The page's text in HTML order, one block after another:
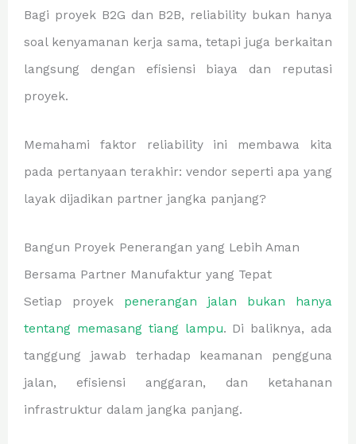
Bagi proyek B2G dan B2B, reliability bukan hanya
soal kenyamanan kerja sama, tetapi juga berkaitan
langsung dengan efisiensi biaya dan reputasi
proyek.
Memahami faktor reliability ini membawa kita
pada pertanyaan terakhir: vendor seperti apa yang
layak dijadikan partner jangka panjang?
Bangun Proyek Penerangan yang Lebih Aman
Bersama Partner Manufaktur yang Tepat
Setiap proyek penerangan jalan bukan hanya
tentang memasang tiang lampu. Di baliknya, ada
tanggung jawab terhadap keamanan pengguna
jalan, efisiensi anggaran, dan ketahanan
infrastruktur dalam jangka panjang.